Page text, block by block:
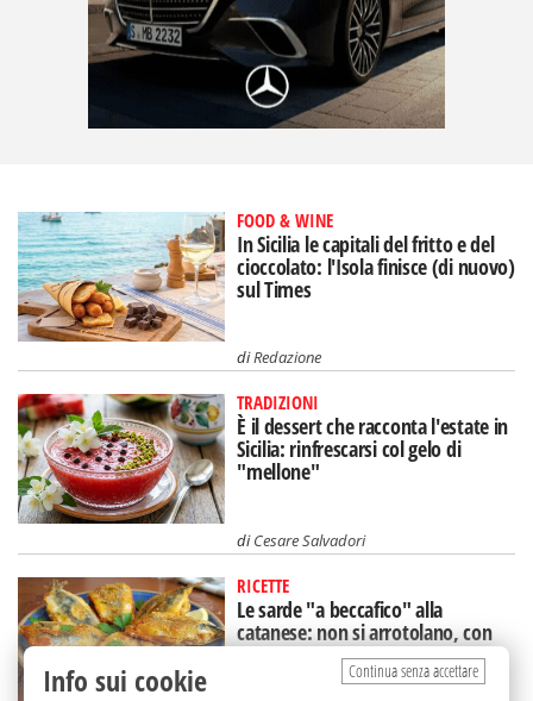
FOOD & WINE
In Sicilia le capitali del fritto e del
cioccolato: l'Isola finisce (di nuovo)
sul Times
diRedazione
TRADIZIONI
È il dessert che racconta l'estate in
Sicilia: rinfrescarsi col gelo di
"mellone"
diCesare Salvadori
RICETTE
Le sarde "a beccafico" alla
catanese: non si arrotolano, con
un ingrediente a sorpresa
Continua senza accettare
Info sui cookie